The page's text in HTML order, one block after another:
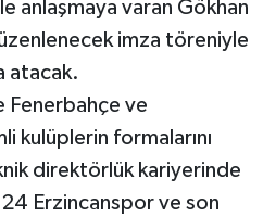
anlaşmaya varan Gökhan
imza töreniyle
atacak.
Fenerbahçe ve
kulüplerin formalarını
direktörlük kariyerinde
Erzincanspor ve son